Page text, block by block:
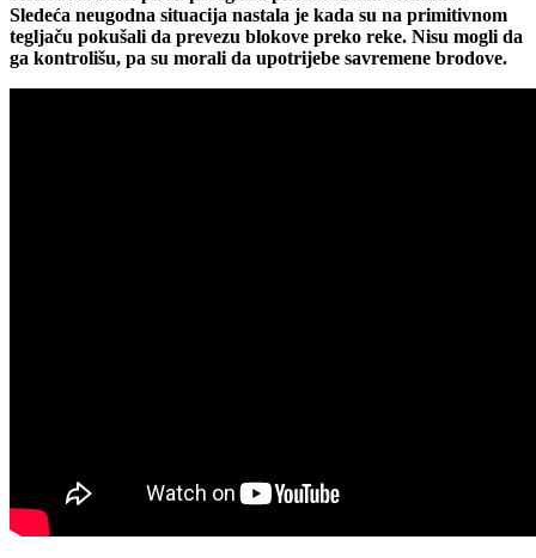
Sledeća neugodna situacija nastala je kada su na primitivnom
tegljaču pokušali da prevezu blokove preko reke. Nisu mogli da
ga kontrolišu, pa su morali da upotrijebe savremene brodove.